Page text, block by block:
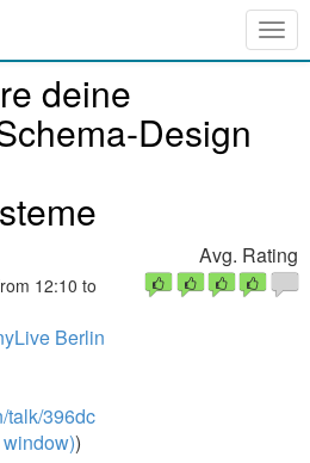
deine
Design
12:10 to
Berlin
talk/396dc
)
Avg. Rating